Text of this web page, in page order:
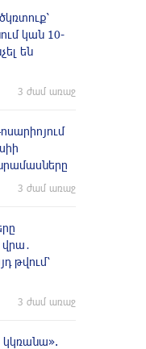
կան 10-
են
3 ժամ առաջ
3 ժամ առաջ
վրա․
թվում՝
3 ժամ առաջ
կկռանա».